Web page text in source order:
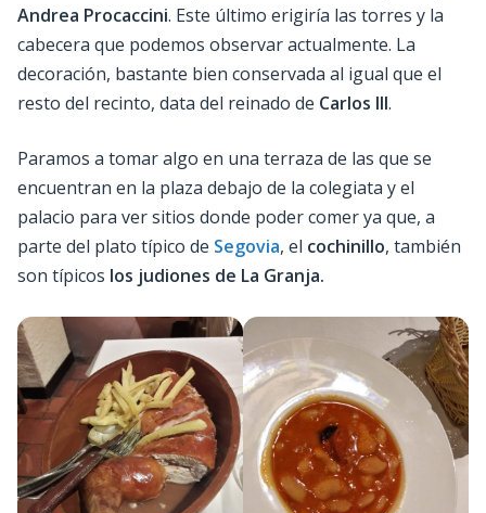
Andrea Procaccini. Este último erigiría las torres y la
cabecera que podemos observar actualmente. La
decoración, bastante bien conservada al igual que el
resto del recinto, data del reinado de Carlos III.
Paramos a tomar algo en una terraza de las que se
encuentran en la plaza debajo de la colegiata y el
palacio para ver sitios donde poder comer ya que, a
parte del plato típico de Segovia, el cochinillo, también
son típicos los judiones de La Granja.